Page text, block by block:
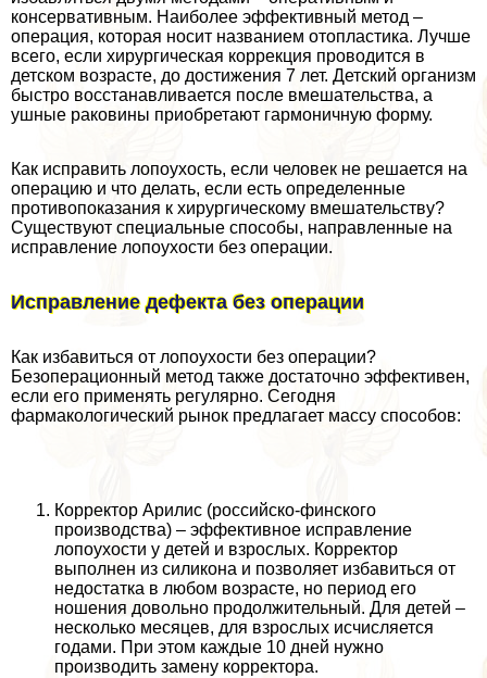
консервативным. Наиболее эффективный метод –
операция, которая носит названием отопластика. Лучше
всего, если хирургическая коррекция проводится в
детском возрасте, до достижения 7 лет. Детский организм
быстро восстанавливается после вмешательства, а
ушные paковины приобретают гармоничную форму.
Как исправить лопоухость, если человек не решается на
операцию и что делать, если есть определенные
противопоказания к хирургическому вмешательству?
Существуют специальные способы, направленные на
исправление лопоухости без операции.
Исправление дефекта без операции
Как избавиться от лопоухости без операции?
Безоперационный метод также достаточно эффективен,
если его применять регулярно. Сегодня
фармакологический рынок предлагает массу способов:
Корректор Арилис (российско-финского
производства) – эффективное исправление
лопоухости у детей и взрослых. Корректор
выполнен из силикона и позволяет избавиться от
недостатка в любом возрасте, но период его
ношения довольно продолжительный. Для детей –
несколько месяцев, для взрослых исчисляется
годами. При этом каждые 10 дней нужно
производить замену корректора.